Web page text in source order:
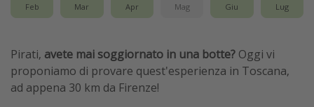
Travel magazine
Festività del 2026
Città più visitate
Feb Mar Apr Mag Giu Lug
Pirati, avete mai soggiornato in una botte? Oggi vi
proponiamo di provare quest'esperienza in Toscana,
ad appena 30 km da Firenze!